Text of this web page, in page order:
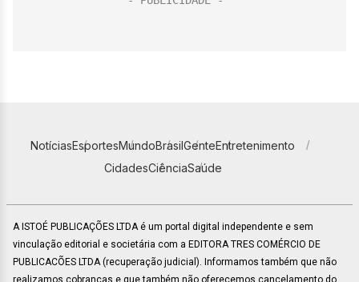
NotíciasEsportesMundoBrasilGenteEntretenimento
CidadesCiênciaSaúde
A ISTOÉ PUBLICAÇÕES LTDA é um portal digital independente e sem
vinculação editorial e societária com a EDITORA TRES COMÉRCIO DE
PUBLICACÕES LTDA (recuperação judicial). Informamos também que não
realizamos cobranças e que também não oferecemos cancelamento do